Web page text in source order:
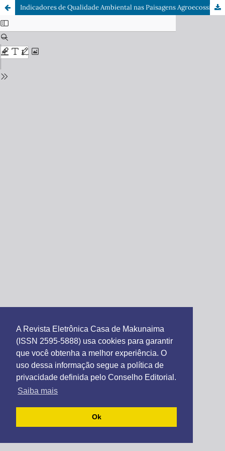
A Revista Eletrônica Casa de Makunaima
(ISSN 2595-5888) usa cookies para garantir
que você obtenha a melhor experiência. O
uso dessa informação segue a política de
privacidade definida pelo Conselho Editorial.
Saiba mais
Ok
Indicadores de Qualidade Ambiental nas Paisagens Agroecossistêmicas